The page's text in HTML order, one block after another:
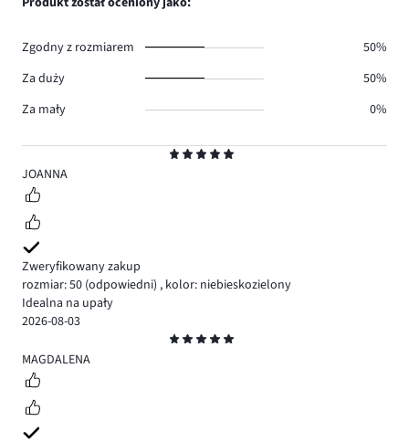
5
JOANNA
Zweryfikowany zakup
rozmiar: 50 (odpowiedni) , kolor: niebieskozielony
Idealna na upały
2026-08-03
5
MAGDALENA
Zgodny z rozmiarem
50%
Za duży
50%
Za mały
0%